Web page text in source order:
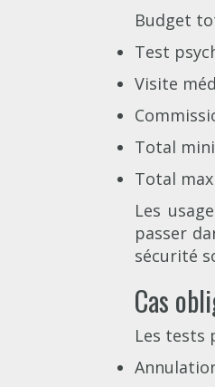
Budget
Test
Visite
Total
Total
Les
passer
sécurité
Cas
Les tests